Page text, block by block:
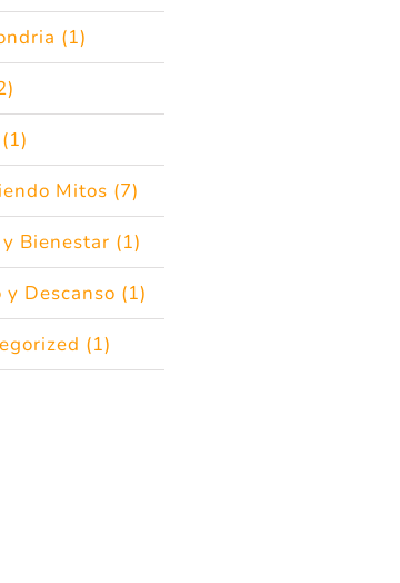
(1)
Mitos (7)
Bienestar (1)
y Descanso (1)
(1)